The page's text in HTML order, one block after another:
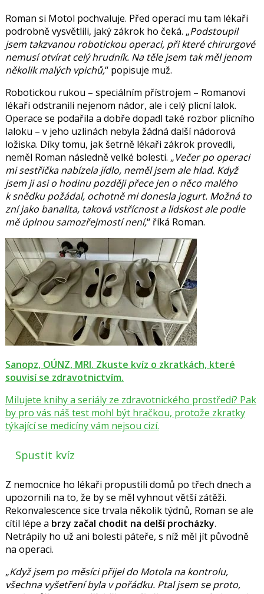
Roman si Motol pochvaluje. Před operací mu tam lékaři
podrobně vysvětlili, jaký zákrok ho čeká. Podstoupil
jsem takzvanou robotickou operaci, při které chirurgové
nemusí otvírat celý hrudník. Na těle jsem tak měl jenom
několik malých vpichů, popisuje muž.
Robotickou rukou – speciálním přístrojem – Romanovi
lékaři odstranili nejenom nádor, ale i celý plicní lalok.
Operace se podařila a dobře dopadl také rozbor plicního
laloku – v jeho uzlinách nebyla žádná další nádorová
ložiska. Díky tomu, jak šetrně lékaři zákrok provedli,
neměl Roman následně velké bolesti.
Večer po operaci
mi sestřička nabízela jídlo, neměl jsem ale hlad. Když
jsem ji asi o hodinu později přece jen o něco malého
k snědku požádal, ochotně mi donesla jogurt. Možná to
zní jako banalita, taková vstřícnost a lidskost ale podle
mě úplnou samozřejmostí není, říká Roman.
Sanopz, OÚNZ, MRI. Zkuste kvíz o zkratkách, které
souvisí se zdravotnictvím.
Milujete knihy a seriály ze zdravotnického prostředí? Pak
by pro vás náš test mohl být hračkou, protože zkratky
týkající se medicíny vám nejsou cizí.
Spustit kvíz
Z nemocnice ho lékaři propustili domů po třech dnech a
upozornili na to, že by se měl vyhnout větší zátěži.
Rekonvalescence sice trvala několik týdnů, Roman se ale
cítil lépe a brzy začal chodit na delší procházky.
Netrápily ho už ani bolesti páteře, s níž měl jít původně
na operaci.
Když jsem po měsíci přijel do Motola na kontrolu,
všechna vyšetření byla v pořádku. Ptal jsem se proto,